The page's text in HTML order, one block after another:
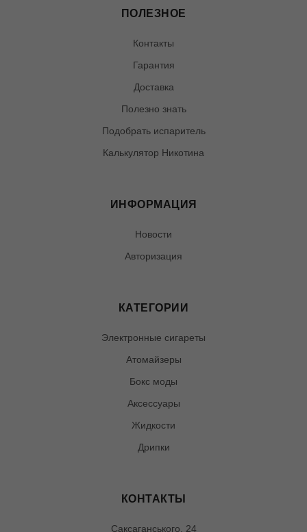
ПОЛЕЗНОЕ
Контакты
Гарантия
Доставка
Полезно знать
Подобрать испаритель
Калькулятор Никотина
ИНФОРМАЦИЯ
Новости
Авторизация
КАТЕГОРИИ
Электронные сигареты
Атомайзеры
Бокс моды
Аксессуары
Жидкости
Дрипки
КОНТАКТЫ
Саксаганського, 24